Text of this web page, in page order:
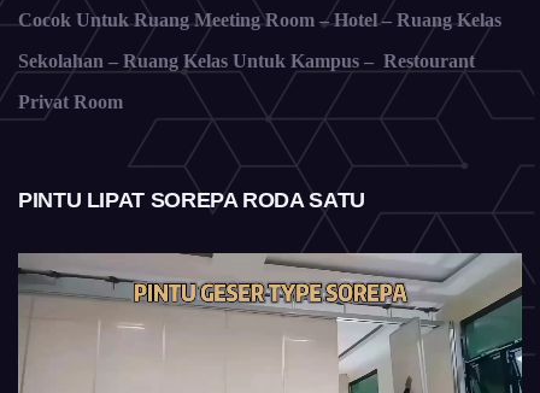
Cocok Untuk Ruang Meeting Room – Hotel – Ruang Kelas
Sekolahan – Ruang Kelas Untuk Kampus – Restourant
Privat Room
PINTU LIPAT SOREPA RODA SATU